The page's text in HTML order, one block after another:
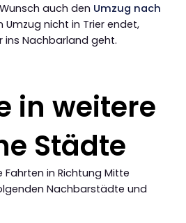
auch den Umzug nach
Umzug nicht in Trier endet,
ins Nachbarland geht.
in weitere
Städte
Fahrten in Richtung Mitte
Nachbarstädte und